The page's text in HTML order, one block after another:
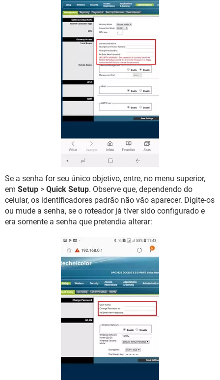
Se a senha for seu único objetivo, entre, no menu superior,
em Setup > Quick Setup. Observe que, dependendo do
celular, os identificadores padrão não vão aparecer. Digite-os
ou mude a senha, se o roteador já tiver sido configurado e
era somente a senha que pretendia alterar: